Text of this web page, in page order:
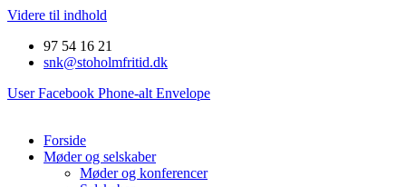
Videre til indhold
97 54 16 21
snk@stoholmfritid.dk
User Facebook Phone-alt Envelope
Forside
Møder og selskaber
Møder og konferencer